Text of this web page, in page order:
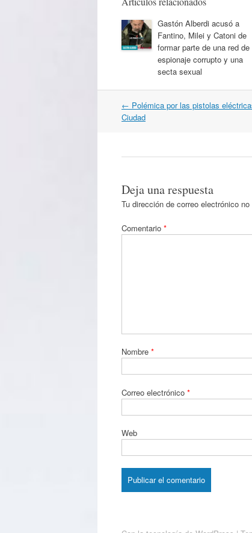
Gastón Alberdi acusó a
Fantino, Milei y Catoni de
formar parte de una red de
espionaje corrupto y una
secta sexual
Navegación
por
← Polémica por las pistolas
Ciudad
Deja una respuesta
Tu dirección de correo electrónico
Comentario *
Nombre *
Correo electrónico *
Web